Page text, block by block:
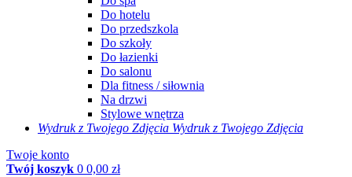
Do hotelu
Do przedszkola
Do szkoły
Do łazienki
Do salonu
Dla fitness / siłownia
Na drzwi
Stylowe wnętrza
Wydruk z Twojego Zdjęcia Wydruk z Twojego Zdjęcia
Twoje konto
Twój koszyk 0 0,00 zł